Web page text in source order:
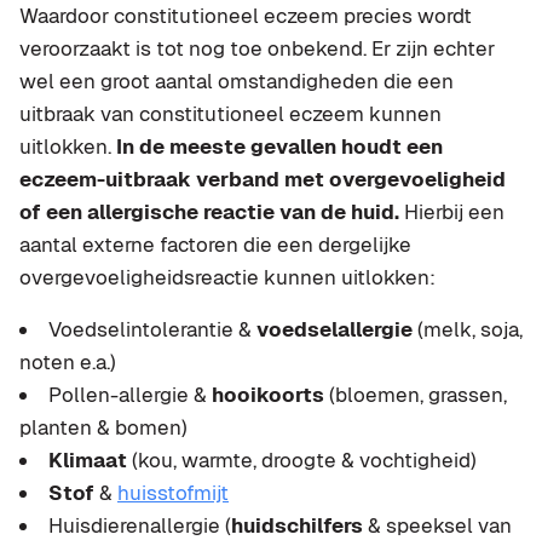
Waardoor constitutioneel eczeem precies wordt
veroorzaakt is tot nog toe onbekend. Er zijn echter
wel een groot aantal omstandigheden die een
uitbraak van constitutioneel eczeem kunnen
uitlokken. In de meeste gevallen houdt een
eczeem-uitbraak verband met overgevoeligheid
of een allergische reactie van de huid. Hierbij een
aantal externe factoren die een dergelijke
overgevoeligheidsreactie kunnen uitlokken:
Voedselintolerantie & voedselallergie(melk, soja,
noten e.a.)
Pollen-allergie & hooikoorts (bloemen, grassen,
planten & bomen)
Klimaat(kou, warmte, droogte & vochtigheid)
Stof & huisstofmijt
Huisdierenallergie (huidschilfers & speeksel van